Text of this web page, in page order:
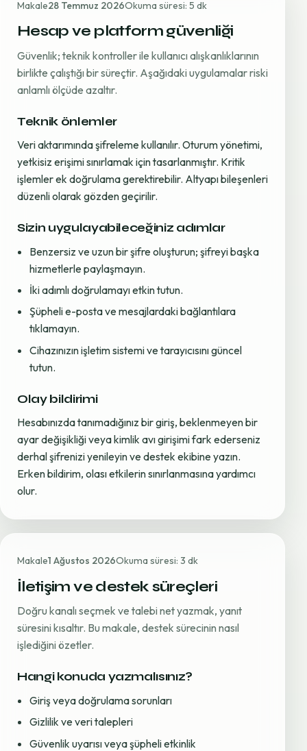
Makale28 Temmuz 2026Okuma süresi: 5 dk
Hesap ve platform güvenliği
Güvenlik; teknik kontroller ile kullanıcı alışkanlıklarının
birlikte çalıştığı bir süreçtir. Aşağıdaki uygulamalar riski
anlamlı ölçüde azaltır.
Teknik önlemler
Veri aktarımında şifreleme kullanılır. Oturum yönetimi,
yetkisiz erişimi sınırlamak için tasarlanmıştır. Kritik
işlemler ek doğrulama gerektirebilir. Altyapı bileşenleri
düzenli olarak gözden geçirilir.
Sizin uygulayabileceğiniz adımlar
Benzersiz ve uzun bir şifre oluşturun; şifreyi başka
hizmetlerle paylaşmayın.
İki adımlı doğrulamayı etkin tutun.
Şüpheli e-posta ve mesajlardaki bağlantılara
tıklamayın.
Cihazınızın işletim sistemi ve tarayıcısını güncel
tutun.
Olay bildirimi
Hesabınızda tanımadığınız bir giriş, beklenmeyen bir
ayar değişikliği veya kimlik avı girişimi fark ederseniz
derhal şifrenizi yenileyin ve destek ekibine yazın.
Erken bildirim, olası etkilerin sınırlanmasına yardımcı
olur.
Makale1 Ağustos 2026Okuma süresi: 3 dk
İletişim ve destek süreçleri
Doğru kanalı seçmek ve talebi net yazmak, yanıt
süresini kısaltır. Bu makale, destek sürecinin nasıl
işlediğini özetler.
Hangi konuda yazmalısınız?
Giriş veya doğrulama sorunları
Gizlilik ve veri talepleri
Güvenlik uyarısı veya şüpheli etkinlik